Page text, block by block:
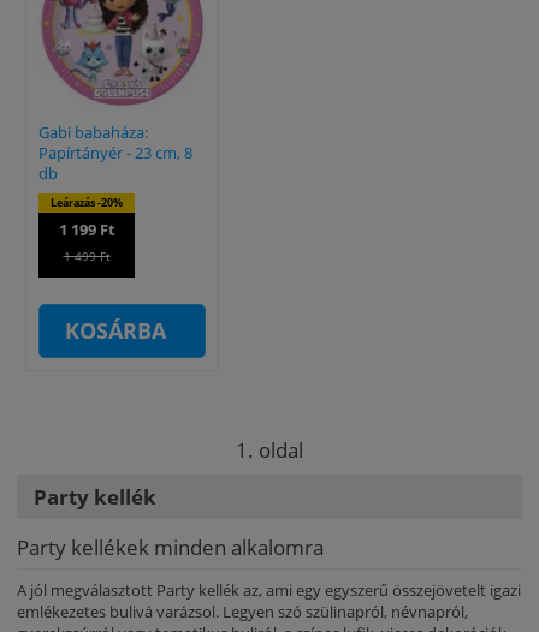
Gabi babaháza:
Papírtányér - 23 cm, 8
db
Leárazás -20%
1 199 Ft
1 499 Ft
KOSÁRBA
1. oldal
Party kellék
Party kellékek minden alkalomra
A jól megválasztott Party kellék az, ami egy egyszerű összejövetelt igazi
emlékezetes bulivá varázsol. Legyen szó szülinapról, névnapról,